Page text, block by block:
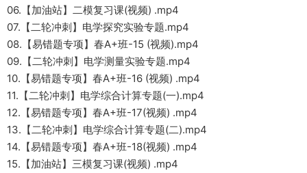
06.【加油站】二模复习课(视频) .mp4
07.【二轮冲刺】电学探究实验专题.mp4
08.【易错题专项】春A+班-15 (视频).mp4
09.【二轮冲刺】电学测量实验专题.mp4
10.【易错题专项】春A+班-16 (视频) .mp4
11.【二轮冲刺】电学综合计算专题(一).mp4
12.【易错题专项】春A+班-17(视频) .mp4
13.【二轮冲刺】电学综合计算专题(二).mp4
14.【易错题专项】春A+班-18(视频) .mp4
15.【加油站】三模复习课(视频) .mp4